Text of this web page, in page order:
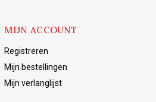
MIJN ACCOUNT
Registreren
Mijn bestellingen
Mijn verlanglijst